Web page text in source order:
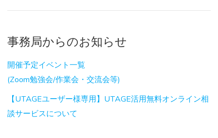
事務局からのお知らせ
開催予定イベント一覧
(Zoom勉強会/作業会・交流会等)
【UTAGEユーザー様専用】UTAGE活用無料オンライン相
談サービスについて